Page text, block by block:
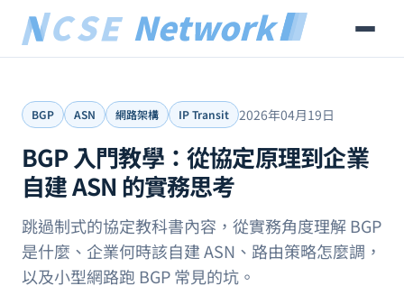
BGP ASN 網路架構 IP Transit 2026年04月19日
BGP 入門教學：從協定原理到企業
自建 ASN 的實務思考
跳過制式的協定教科書內容，從實務角度理解 BGP
是什麼、企業何時該自建 ASN、路由策略怎麼調，
以及小型網路跑 BGP 常見的坑。